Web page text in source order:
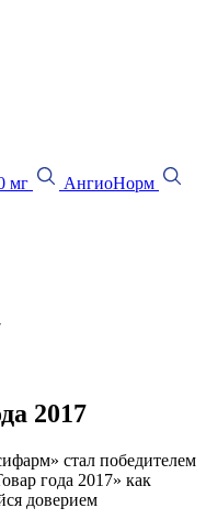
мг
АнгиоНорм
2017
стал победителем
года 2017» как
доверием